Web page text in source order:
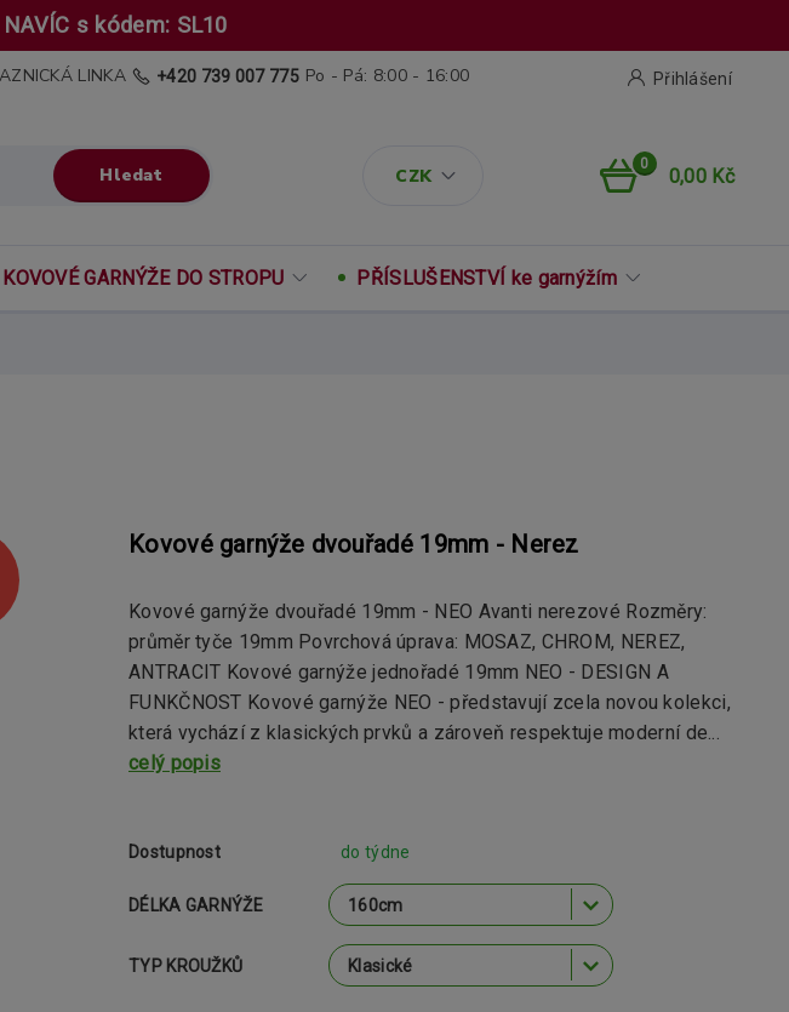
s kódem: SL10
CZK
Přihlášení
Hledat
LINKA +420 739 007 775 Po - Pá: 8:00 - 16:00
0
0,00 Kč
KOVOVÉ GARNÝŽE DO STROPU PŘÍSLUŠENSTVÍ ke garnýžím
Kovové garnýže dvouřadé 19mm - Nerez
Kovové garnýže dvouřadé 19mm - NEO Avanti nerezové Rozměry:
průměr tyče 19mm Povrchová úprava: MOSAZ, CHROM, NEREZ,
ANTRACIT Kovové garnýže jednořadé 19mm NEO - DESIGN A
FUNKČNOST Kovové garnýže NEO - představují zcela novou kolekci,
která vychází z klasických prvků a zároveň respektuje moderní de...
celý popis
Dostupnost do týdne
DÉLKA GARNÝŽE
TYP KROUŽKŮ